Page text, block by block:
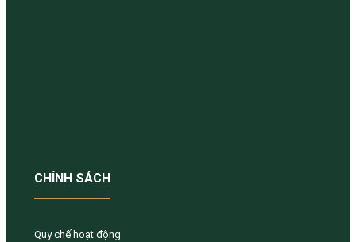
CHÍNH SÁCH
Quy chế hoạt động